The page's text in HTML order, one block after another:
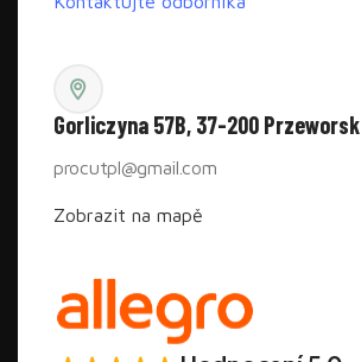
Gorliczyna 57B, 37-200 Przeworsk
procutpl@gmail.com
Zobrazit na mapě